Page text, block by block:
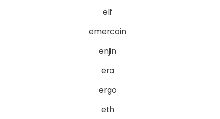
elf
emercoin
enjin
era
ergo
eth